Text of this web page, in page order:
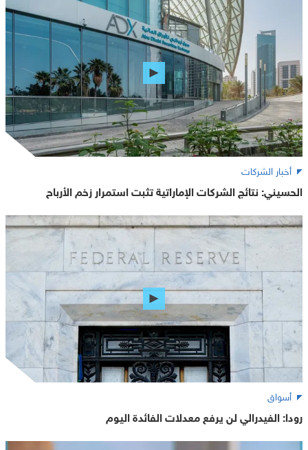
أخبار الشركات
الحسيني: نتائج الشركات الإماراتية تثبت استمرار زخم الأرباح
أسواق
رودا: الفيدرالي لن يرفع معدلات الفائدة اليوم